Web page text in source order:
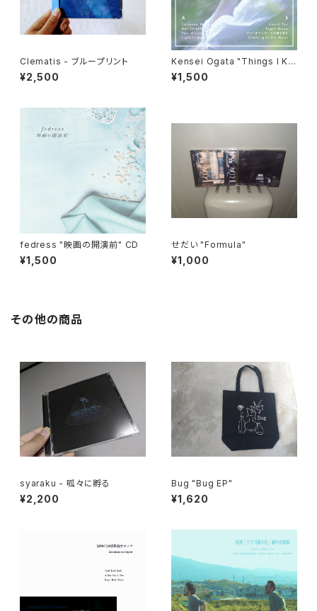
Clematis - ブループリント
¥2,500
Kensei Ogata "Things I Kn
ow About Her" CD
¥1,500
fedress "映画の開演前" CD
¥1,500
せだい "Formula"
¥1,000
その他の商品
syaraku - 呱々に孵る
¥2,200
Bug "Bug EP"
¥1,620